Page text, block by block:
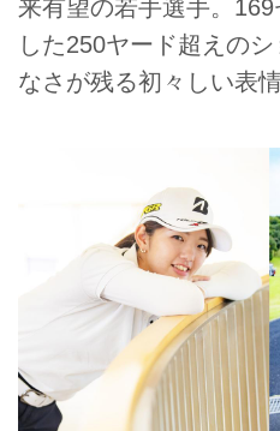
来有望の若手選手。
した250ヤード超えの
なさが残る初々しい表